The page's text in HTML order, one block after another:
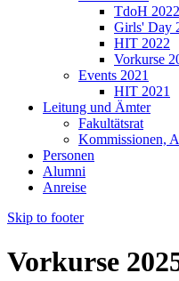
TdoH 2022
Girls' Day
HIT 2022
Vorkurse
Events 2021
HIT 2021
Leitung und Ämter
Fakultätsrat
Kommissionen,
Personen
Alumni
Anreise
Skip to footer
Vorkurse